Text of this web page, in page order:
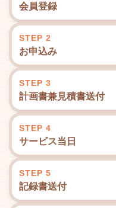
会員登録
STEP 2
お申込み
STEP 3
計画書兼見積書送付
STEP 4
サービス当日
STEP 5
記録書送付